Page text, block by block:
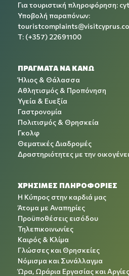
Για τουριστική πληροφόρηση:
Υποβολή παραπόνων:
T: (+357) 22691100
ΠΡΑΓΜΑΤΑ ΝΑ ΚΑΝΩ
Ήλιος & Θάλασσα
Αθλητισμός & Προπόνηση
Υγεία & Ευεξία
Γαστρονομία
Πολιτισμός & Θρησκεία
Γκολφ
Θεματικές Διαδρομές
Δραστηριότητες με την
ΧΡΉΣΙΜΕΣ ΠΛΗΡΟΦΟΡΊΕΣ
Η Κύπρος στην καρδιά μας
Άτομα με Αναπηρίες
Προϋποθέσεις εισόδου
Τηλεπικοινωνίες
Καιρός & Κλίμα
Γλώσσες και Θρησκείες
Νόμισμα και Συνάλλαγμα
Ώρα, Ωράρια Εργασίας και Αργίες